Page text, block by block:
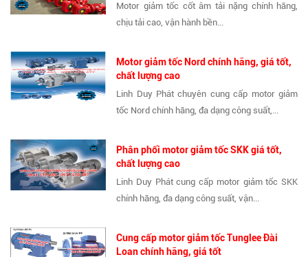
Motor giảm tốc cốt âm tải nặng chính hãng,
chịu tải cao, vận hành bền...
Motor giảm tốc Nord chính hãng, giá tốt,
chất lượng cao
Linh Duy Phát chuyên cung cấp motor giảm
tốc Nord chính hãng, đa dạng công suất,...
Phân phối motor giảm tốc SKK giá tốt,
chất lượng cao
Linh Duy Phát cung cấp motor giảm tốc SKK
chính hãng, đa dạng công suất, vận...
Cung cấp motor giảm tốc Tunglee Đài
Loan chính hãng, giá tốt